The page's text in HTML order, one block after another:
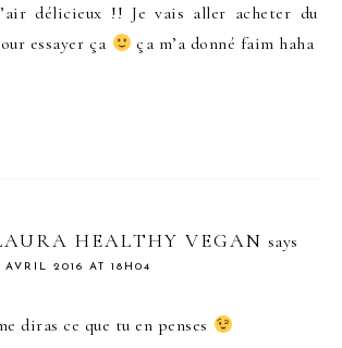
délicieux !! Je vais aller acheter du
essayer ça
ça m’a donné faim haha
HEALTHY VEGAN says
AVRIL 2016 AT 18H04
diras ce que tu en penses